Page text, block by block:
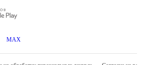
MAX